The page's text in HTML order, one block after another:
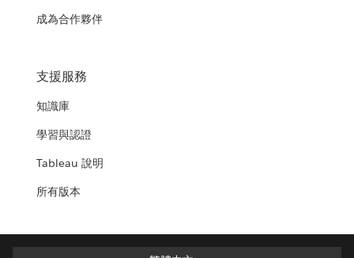
成為合作夥伴
支援服務
知識庫
學習與認證
Tableau 說明
所有版本